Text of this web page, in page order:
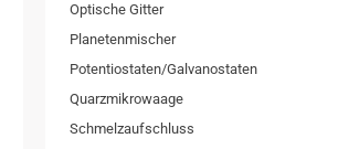
Optische Gitter
Planetenmischer
Potentiostaten/Galvanostaten
Quarzmikrowaage
Schmelzaufschluss